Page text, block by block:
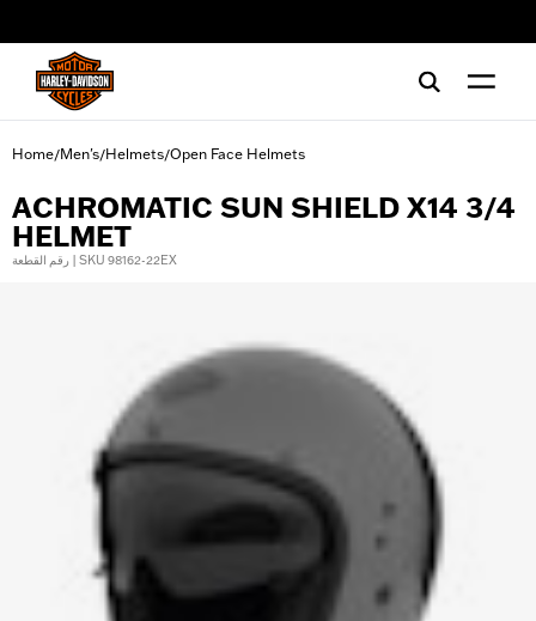
Home/Men's/Helmets/Open Face Helmets
ACHROMATIC SUN SHIELD X14 3/4
HELMET
رقم القطعة | SKU 98162-22EX